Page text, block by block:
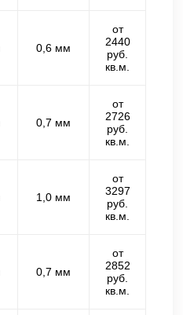
0,6 мм
от
2440
руб.
кв.м.
0,7 мм
от
2726
руб.
кв.м.
1,0 мм
от
3297
руб.
кв.м.
0,7 мм
от
2852
руб.
кв.м.